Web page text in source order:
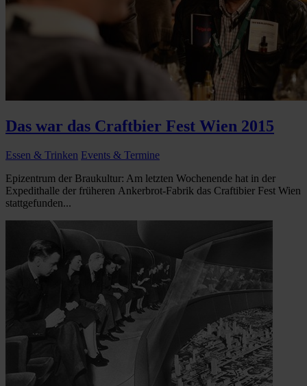
Das war das Craftbier Fest Wien 2015
Essen & Trinken Events & Termine
Epizentrum der Braukultur: Am letzten Wochenende hat in der
Expedithalle der früheren Ankerbrot-Fabrik das Craftibier Fest Wien
stattgefunden...